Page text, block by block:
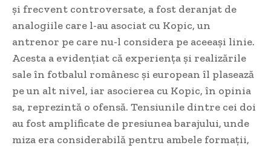
și frecvent controversate, a fost deranjat de
analogiile care l-au asociat cu Kopic, un
antrenor pe care nu-l considera pe aceeași linie.
Acesta a evidențiat că experiența și realizările
sale în fotbalul românesc și european îl plasează
pe un alt nivel, iar asocierea cu Kopic, în opinia
sa, reprezintă o ofensă. Tensiunile dintre cei doi
au fost amplificate de presiunea barajului, unde
miza era considerabilă pentru ambele formații,